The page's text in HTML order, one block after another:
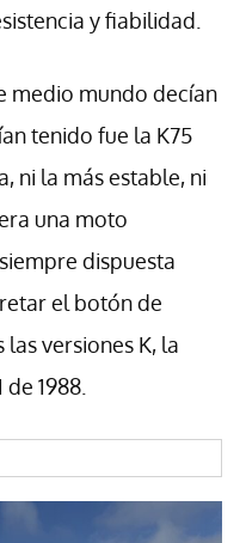
y fiabilidad.
medio mundo decían
tenido fue la K75
ni la más estable, ni
una moto
dispuesta
el botón de
versiones K, la
1988.